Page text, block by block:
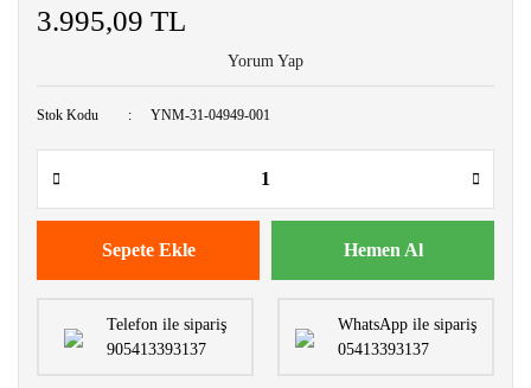
3.995,09 TL
Yorum Yap
Stok Kodu YNM-31-04949-001
Sepete Ekle Hemen Al
Telefon ile sipariş
905413393137
WhatsApp ile sipariş
05413393137